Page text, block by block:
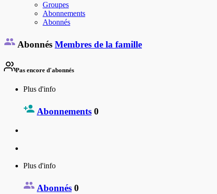
Groupes
Abonnements
Abonnés
Abonnés Membres de la famille
Pas encore d'abonnés
Plus d'info
Abonnements 0
Plus d'info
Abonnés 0